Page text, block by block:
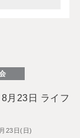
月23日 ライフ
23日(日)